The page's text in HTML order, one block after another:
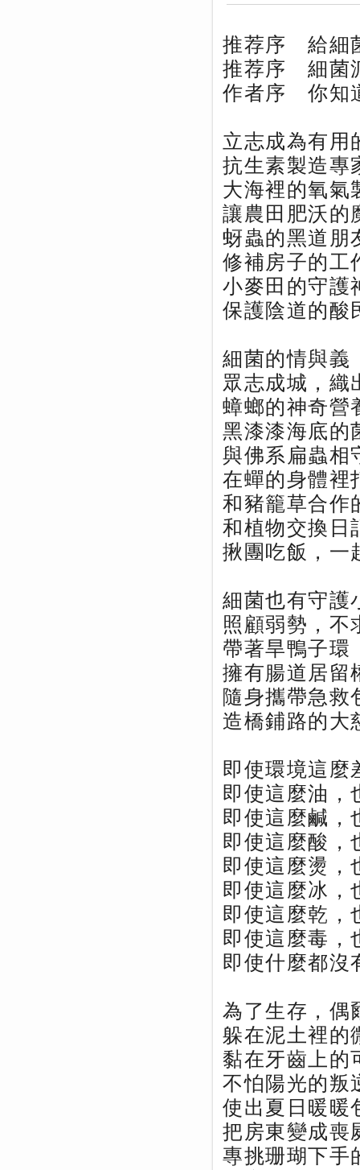
推荐序 給
推荐序 細
作者序 你知
立志成為有用
抗生素製造專
大海裡的氧氣
讓農田肥沃的
蚜蟲的黑道朋
修補房子的工
小麥田的守護
保護陰道的酸
細菌的情與義
眾志成城，織
蟑螂的神奇營
黑漆漆海底的
與佛系扁蟲相
在蟬的身體裡
和豬籠草合作
和植物交換日
揪團吃飯，一
細菌也有守護
照顧弱勢，不
帶著旱鴨子環
擁有腸道居留
隨身攜帶急救
造橋鋪路的大
即使環境這麼
即使這麼油，
即使這麼鹹，
即使這麼酸，
即使這麼燙，
即使這麼冰，
即使這麼乾，
即使這麼毒，
即使什麼都沒
為了生存，偶
躲在泥土裡的
黏在牙齒上的
不怕陽光的叛
使出夏日暖暖
把房東變成喪
專挑珊瑚下手